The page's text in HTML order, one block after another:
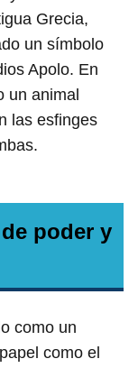
Grecia,
un símbolo
Apolo. En
un animal
las esfinges
poder y
como un
como el